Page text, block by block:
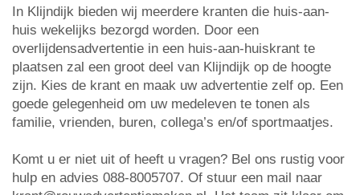
In Klijndijk bieden wij meerdere kranten die huis-aan-
huis wekelijks bezorgd worden. Door een
overlijdensadvertentie in een huis-aan-huiskrant te
plaatsen zal een groot deel van Klijndijk op de hoogte
zijn. Kies de krant en maak uw advertentie zelf op. Een
goede gelegenheid om uw medeleven te tonen als
familie, vrienden, buren, collega’s en/of sportmaatjes.
Komt u er niet uit of heeft u vragen? Bel ons rustig voor
hulp en advies 088-8005707. Of stuur een mail naar